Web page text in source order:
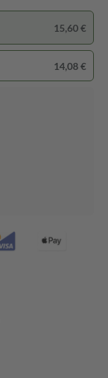
15,60 €
14,08 €